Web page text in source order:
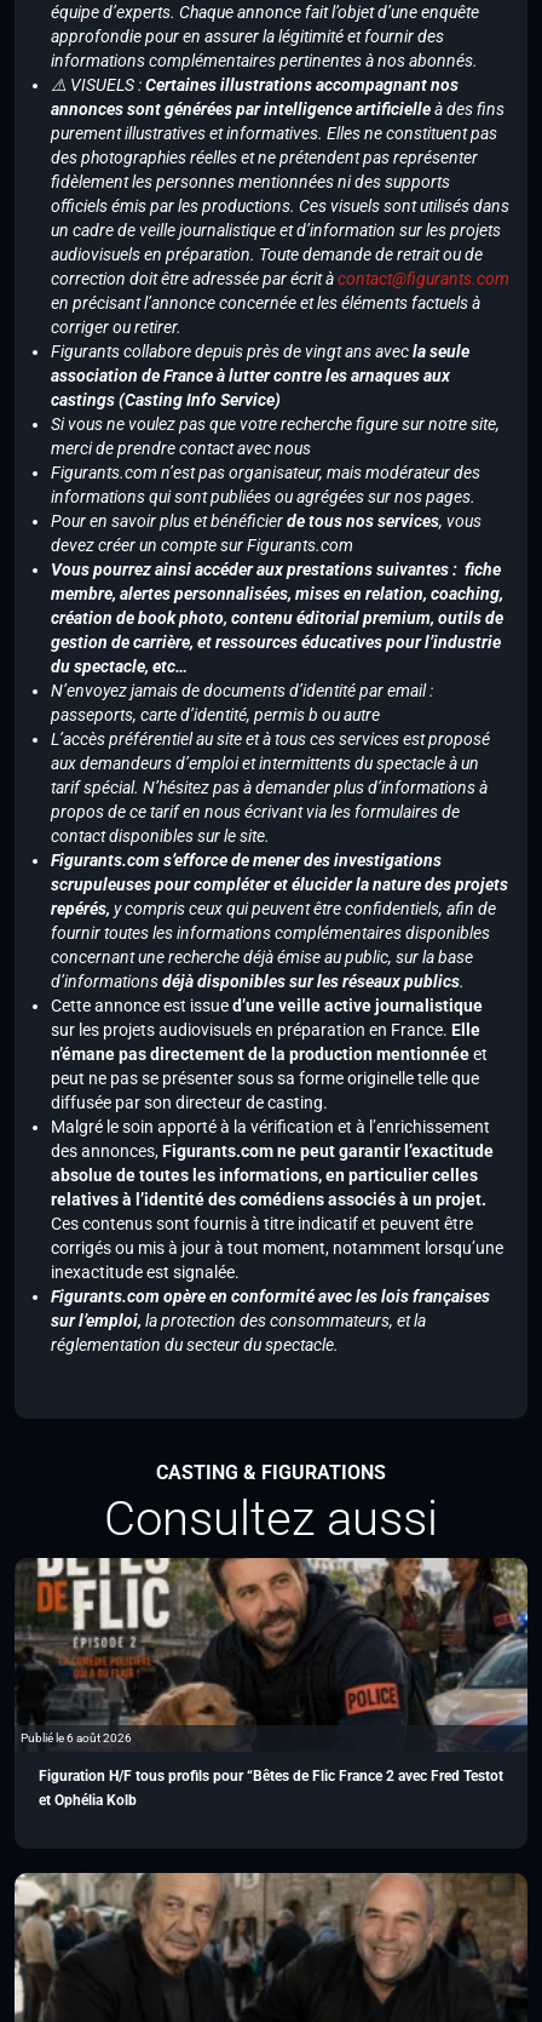
équipe d’experts. Chaque annonce fait l’objet d’une enquête
approfondie pour en assurer la légitimité et fournir des
informations complémentaires pertinentes à nos abonnés.
⚠️ VISUELS :Certaines illustrations accompagnant nos
annonces sont générées par intelligence artificielleà des fins
purement illustratives et informatives. Elles ne constituent pas
des photographies réelles et ne prétendent pas représenter
fidèlement les personnes mentionnées ni des supports
officiels émis par les productions. Ces visuels sont utilisés dans
un cadre de veille journalistique et d’information sur les projets
audiovisuels en préparation. Toute demande de retrait ou de
correction doit être adressée par écrit àcontact@figurants.com
en précisant l’annonce concernée et les éléments factuels à
corriger ou retirer.
Figurants collabore depuis près de vingt ans avecla seule
association de France à lutter contre les arnaques aux
castings (Casting Info Service)
Si vous ne voulez pas que votre recherche figure sur notre site,
merci de prendre contact avec nous
Figurants.com n’est pas organisateur, mais modérateur des
informations qui sont publiées ou agrégées sur nos pages.
Pour en savoir plus et bénéficierde tous nos services, vous
devez créer un compte sur Figurants.com
Vous pourrez ainsi accéder aux prestations suivantes : fiche
membre, alertes personnalisées, mises en relation, coaching,
création de book photo, contenu éditorial premium, outils de
gestion de carrière, et ressources éducatives pour l’industrie
du spectacle, etc…
N’envoyez jamais de documents d’identité par email :
passeports, carte d’identité, permis b ou autre
L’accès préférentiel au site et à tous ces services est proposé
aux demandeurs d’emploi et intermittents du spectacle à un
tarif spécial. N’hésitez pas à demander plus d’informations à
propos de ce tarif en nous écrivant via les formulaires de
contact disponibles sur le site.
Figurants.com s’efforce de mener des investigations
scrupuleuses pour compléter et élucider la nature des projets
repérés, y compris ceux qui peuvent être confidentiels, afin de
fournir toutes les informations complémentaires disponibles
concernant une recherche déjà émise au public, sur la base
d’informationsdéjà disponibles sur les réseaux publics.
Cette annonce est issued’une veille active journalistique
sur les projets audiovisuels en préparation en France. Elle
n’émane pas directement de la production mentionnéeet
peut ne pas se présenter sous sa forme originelle telle que
diffusée par son directeur de casting.
Malgré le soin apporté à la vérification et à l’enrichissement
des annonces,Figurants.com ne peut garantir l’exactitude
absolue de toutes les informations, en particulier celles
relatives à l’identité des comédiens associés à un projet.
Ces contenus sont fournis à titre indicatif et peuvent être
corrigés ou mis à jour à tout moment, notamment lorsqu’une
inexactitude est signalée.
Figurants.com opère en conformité avec les lois françaises
sur l’emploi, la protection des consommateurs, et la
réglementation du secteur du spectacle.
CASTING & FIGURATIONS
Consultez aussi
Publié le 6 août 2026
Figuration H/F tous profils pour “Bêtes de Flic France 2 avec Fred Testot
et Ophélia Kolb